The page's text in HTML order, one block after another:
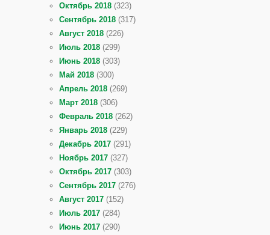
Октябрь 2018 (323)
Сентябрь 2018 (317)
Август 2018 (226)
Июль 2018 (299)
Июнь 2018 (303)
Май 2018 (300)
Апрель 2018 (269)
Март 2018 (306)
Февраль 2018 (262)
Январь 2018 (229)
Декабрь 2017 (291)
Ноябрь 2017 (327)
Октябрь 2017 (303)
Сентябрь 2017 (276)
Август 2017 (152)
Июль 2017 (284)
Июнь 2017 (290)